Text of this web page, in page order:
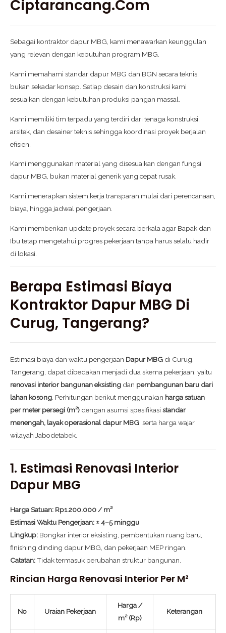
Ciptarancang.com
Sebagai kontraktor dapur MBG, kami menawarkan keunggulan
yang relevan dengan kebutuhan program MBG.
Kami memahami standar dapur MBG dan BGN secara teknis,
bukan sekadar konsep. Setiap desain dan konstruksi kami
sesuaikan dengan kebutuhan produksi pangan massal.
Kami memiliki tim terpadu yang terdiri dari tenaga konstruksi,
arsitek, dan desainer teknis sehingga koordinasi proyek berjalan
efisien.
Kami menggunakan material yang disesuaikan dengan fungsi
dapur MBG, bukan material generik yang cepat rusak.
Kami menerapkan sistem kerja transparan mulai dari perencanaan,
biaya, hingga jadwal pengerjaan.
Kami memberikan update proyek secara berkala agar Bapak dan
Ibu tetap mengetahui progres pekerjaan tanpa harus selalu hadir
di lokasi.
Berapa Estimasi Biaya
Kontraktor Dapur MBG Di
Curug, Tangerang?
Estimasi biaya dan waktu pengerjaan Dapur MBG di Curug,
Tangerang, dapat dibedakan menjadi dua skema pekerjaan, yaitu
renovasi interior bangunan eksisting dan pembangunan baru dari
lahan kosong. Perhitungan berikut menggunakan harga satuan
per meter persegi (m²) dengan asumsi spesifikasi standar
menengah, layak operasional dapur MBG, serta harga wajar
wilayah Jabodetabek.
1. Estimasi Renovasi Interior
Dapur MBG
Harga Satuan: Rp1.200.000 / m²
Estimasi Waktu Pengerjaan: ± 4–5 minggu
Lingkup: Bongkar interior eksisting, pembentukan ruang baru,
finishing dinding dapur MBG, dan pekerjaan MEP ringan.
Catatan:Tidak termasuk perubahan struktur bangunan.
Rincian Harga Renovasi Interior Per M²
No Uraian Pekerjaan
Harga /
m² (Rp)
Keterangan